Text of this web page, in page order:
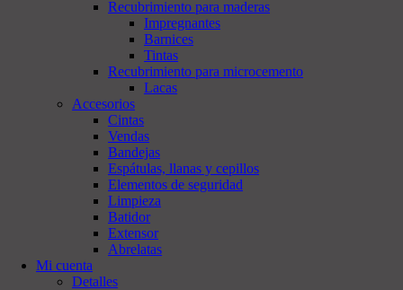
Recubrimiento para maderas
Impregnantes
Barnices
Tintas
Recubrimiento para microcemento
Lacas
Accesorios
Cintas
Vendas
Bandejas
Espátulas, llanas y cepillos
Elementos de seguridad
Limpieza
Batidor
Extensor
Abrelatas
Mi cuenta
Detalles